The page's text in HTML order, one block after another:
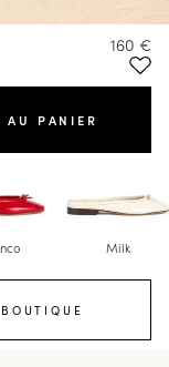
160 €
AU PANIER
Milk